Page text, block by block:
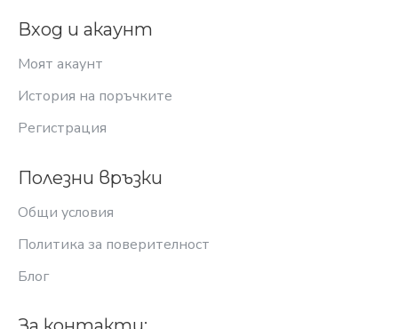
Вход и акаунт
Моят акаунт
История на поръчките
Регистрация
Полезни връзки
Общи условия
Политика за поверителност
Блог